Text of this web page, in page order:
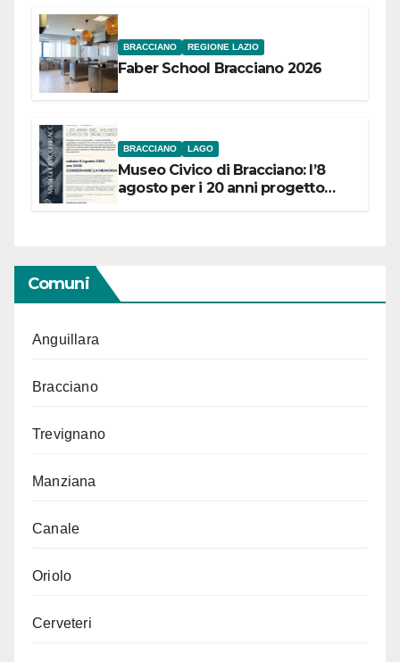
BRACCIANO REGIONE LAZIO
Faber School Bracciano 2026
BRACCIANO LAGO
Museo Civico di Bracciano: l’8
agosto per i 20 anni progetto
Comuni
Anguillara
Bracciano
Trevignano
Manziana
Canale
Oriolo
Cerveteri